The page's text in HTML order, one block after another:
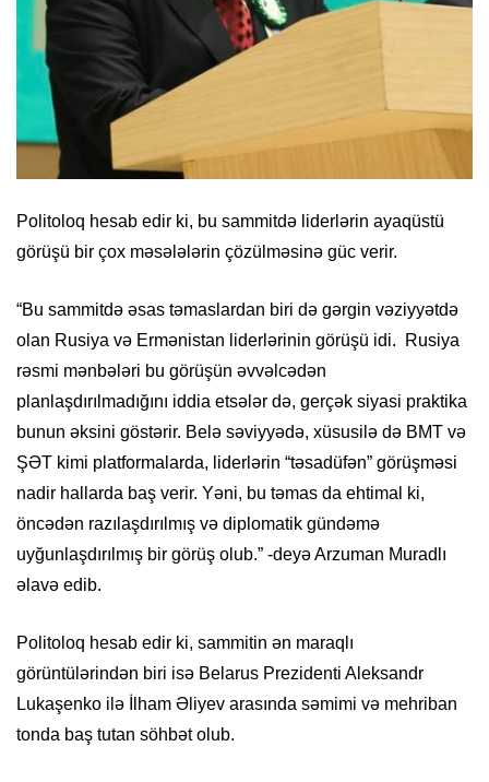
Politoloq hesab edir ki, bu sammitdə liderlərin ayaqüstü
görüşü bir çox məsələlərin çözülməsinə güc verir.
“Bu sammitdə əsas təmaslardan biri də gərgin vəziyyətdə
olan Rusiya və Ermənistan liderlərinin görüşü idi. Rusiya
rəsmi mənbələri bu görüşün əvvəlcədən
planlaşdırılmadığını iddia etsələr də, gerçək siyasi praktika
bunun əksini göstərir. Belə səviyyədə, xüsusilə də BMT və
ŞƏT kimi platformalarda, liderlərin “təsadüfən” görüşməsi
nadir hallarda baş verir. Yəni, bu təmas da ehtimal ki,
öncədən razılaşdırılmış və diplomatik gündəmə
uyğunlaşdırılmış bir görüş olub.” -deyə Arzuman Muradlı
əlavə edib.
Politoloq hesab edir ki, sammitin ən maraqlı
görüntülərindən biri isə Belarus Prezidenti Aleksandr
Lukaşenko ilə İlham Əliyev arasında səmimi və mehriban
tonda baş tutan söhbət olub.